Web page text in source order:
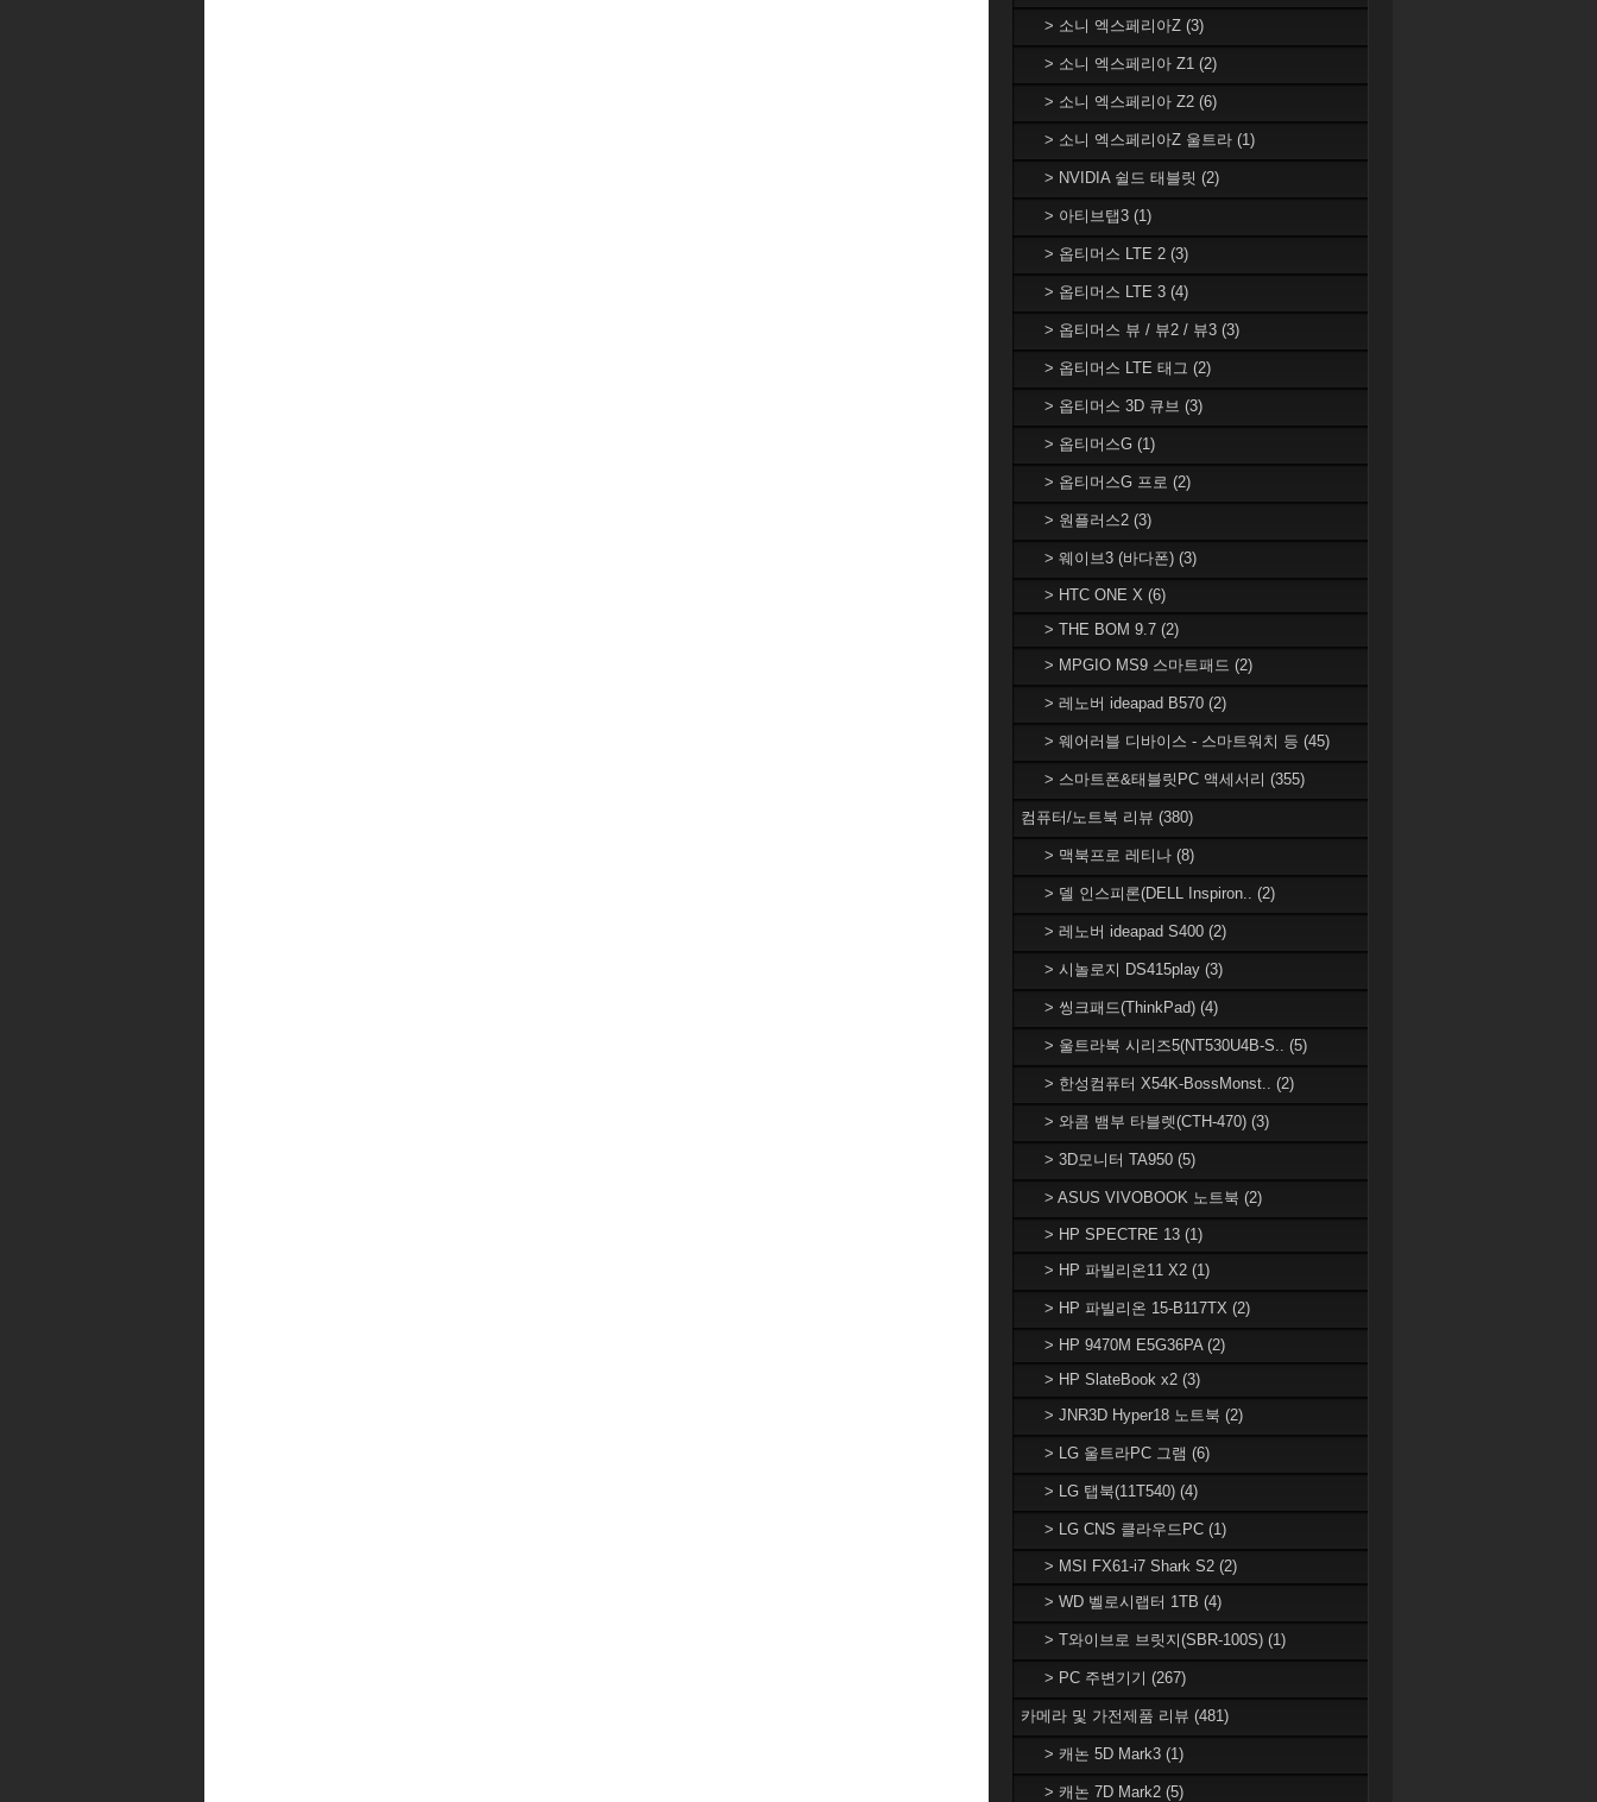
> 소니 엑스페리아Z (3)
> 소니 엑스페리아 Z1 (2)
> 소니 엑스페리아 Z2 (6)
> 소니 엑스페리아Z 울트라 (1)
> NVIDIA 쉴드 태블릿 (2)
> 아티브탭3 (1)
> 옵티머스 LTE 2 (3)
> 옵티머스 LTE 3 (4)
> 옵티머스 뷰 / 뷰2 / 뷰3 (3)
> 옵티머스 LTE 태그 (2)
> 옵티머스 3D 큐브 (3)
> 옵티머스G (1)
> 옵티머스G 프로 (2)
> 원플러스2 (3)
> 웨이브3 (바다폰) (3)
> HTC ONE X (6)
> THE BOM 9.7 (2)
> MPGIO MS9 스마트패드 (2)
> 레노버 ideapad B570 (2)
> 웨어러블 디바이스 - 스마트워치 등 (45)
> 스마트폰&태블릿PC 액세서리 (355)
컴퓨터/노트북 리뷰 (380)
> 맥북프로 레티나 (8)
> 델 인스피론(DELL Inspiron.. (2)
> 레노버 ideapad S400 (2)
> 시놀로지 DS415play (3)
> 씽크패드(ThinkPad) (4)
> 울트라북 시리즈5(NT530U4B-S.. (5)
> 한성컴퓨터 X54K-BossMonst.. (2)
> 와콤 뱀부 타블렛(CTH-470) (3)
> 3D모니터 TA950 (5)
> ASUS VIVOBOOK 노트북 (2)
> HP SPECTRE 13 (1)
> HP 파빌리온11 X2 (1)
> HP 파빌리온 15-B117TX (2)
> HP 9470M E5G36PA (2)
> HP SlateBook x2 (3)
> JNR3D Hyper18 노트북 (2)
> LG 울트라PC 그램 (6)
> LG 탭북(11T540) (4)
> LG CNS 클라우드PC (1)
> MSI FX61-i7 Shark S2 (2)
> WD 벨로시랩터 1TB (4)
> T와이브로 브릿지(SBR-100S) (1)
> PC 주변기기 (267)
카메라 및 가전제품 리뷰 (481)
> 캐논 5D Mark3 (1)
> 캐논 7D Mark2 (5)